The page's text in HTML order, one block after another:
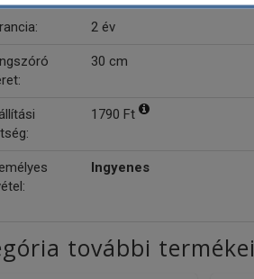
2 év
30 cm
1790 Ft
Ingyenes
további termékei